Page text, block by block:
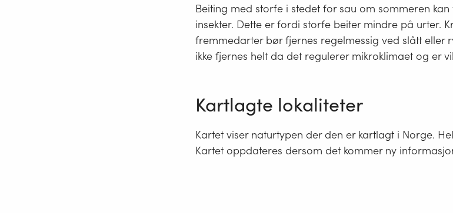
Beiting med storfe i stedet for sau om sommeren
insekter. Dette er fordi storfe beiter mindre på urter.
fremmedarter bør fjernes regelmessig ved slått eller
ikke fjernes helt da det regulerer mikroklimaet og er
Kartlagte lokaliteter
Kartet viser naturtypen der den er kartlagt i Norge.
Kartet oppdateres dersom det kommer ny